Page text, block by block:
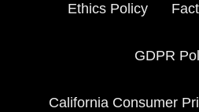
Ethics Policy
GDPR
California Consumer